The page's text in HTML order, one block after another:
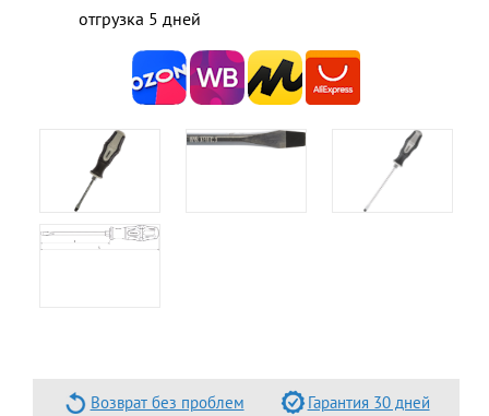
отгрузка 5 дней
Возврат без проблем
Гарантия 30 дней